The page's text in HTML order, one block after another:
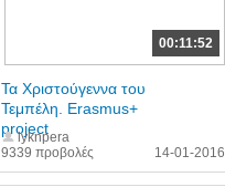
00:11:52
9339 προβολές
Τα Χριστούγεννα του
Τεμπέλη. Erasmus+
project
lyknpera
14-01-2016